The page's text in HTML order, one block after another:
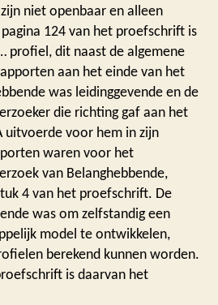
niet openbaar en alleen
124 van het proefschrift is
profiel, dit naast de algemene
aan het einde van het
was leidinggevende en de
die richting gaf aan het
uitvoerde voor hem in zijn
waren voor het
van Belanghebbende,
4 van het proefschrift. De
was om zelfstandig een
model te ontwikkelen,
berekend kunnen worden.
is daarvan het